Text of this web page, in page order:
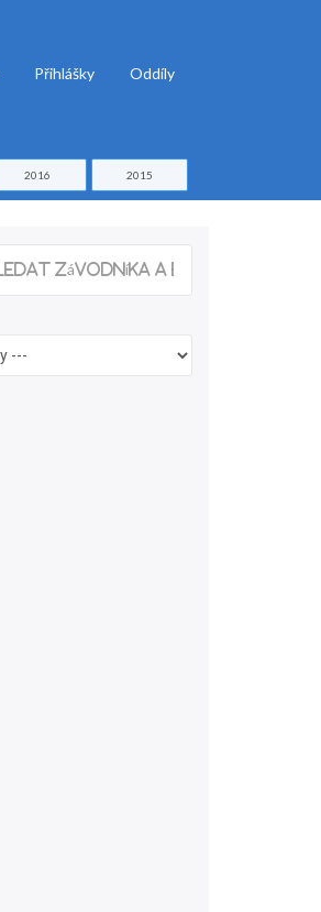
Přihlášky Oddíly
2016 2015